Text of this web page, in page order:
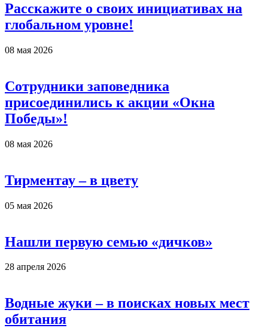
Расскажите о своих инициативах на
глобальном уровне!
08 мая 2026
Сотрудники заповедника
присоединились к акции «Окна
Победы»!
08 мая 2026
Тирментау – в цвету
05 мая 2026
Нашли первую семью «дичков»
28 апреля 2026
Водные жуки – в поисках новых мест
обитания